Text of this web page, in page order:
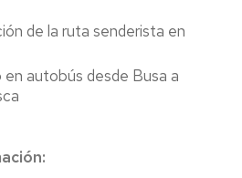
de la ruta senderista en
en autobús desde Busa a